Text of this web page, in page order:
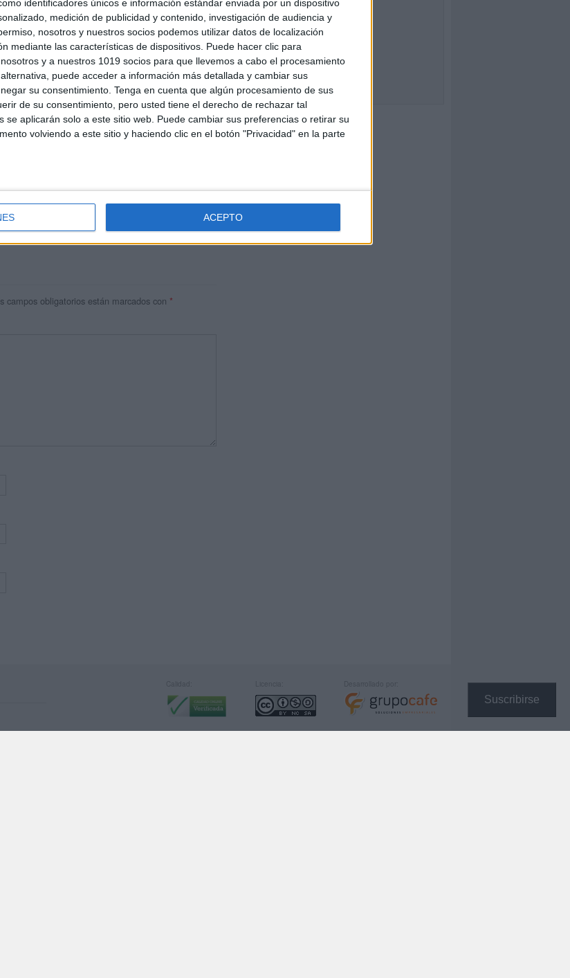
identificadores únicos e información estándar enviada por un dispositivo
medición de publicidad y contenido, investigación de audiencia y
nosotros y nuestros socios podemos utilizar datos de localización
mediante las características de dispositivos. Puede hacer clic para
y a nuestros 1019 socios para que llevemos a cabo el procesamiento
puede acceder a información más detallada y cambiar sus
su consentimiento. Tenga en cuenta que algún procesamiento de sus
de su consentimiento, pero usted tiene el derecho de rechazar tal
se aplicarán solo a este sitio web. Puede cambiar sus preferencias o retirar su
volviendo a este sitio y haciendo clic en el botón "Privacidad" en la parte
ACEPTO
Suscribirse
campos obligatorios están marcados con *